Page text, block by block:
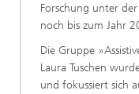
Forschung unter
noch bis zum Jahr
Die Gruppe
Laura Tuschen
und fokussiert sich